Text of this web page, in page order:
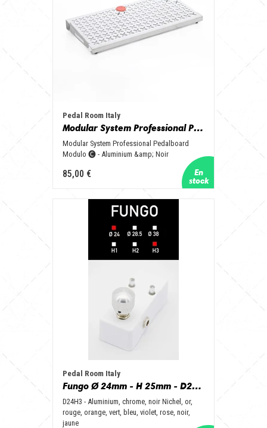
Pedal Room Italy
Modular System Professional Pedalboard Modulo 🅒 - Aluminum & Black
Modular System Professional Pedalboard
Modulo 🅒 - Aluminium &amp; Noir
85,00 €
Pedal Room Italy
Fungo Ø 24mm - H 25mm - D24H3 - Aluminum, Chrome, Nichel Black, Gold, Red, Orange, Green, Blue, Purple, Pink, Black, Yellow
D24H3 - Aluminium, chrome, noir Nichel, or,
rouge, orange, vert, bleu, violet, rose, noir,
jaune